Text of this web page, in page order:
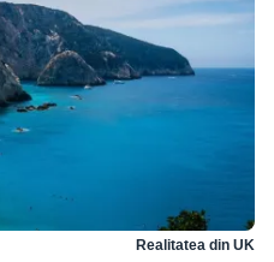
Realitatea din UK